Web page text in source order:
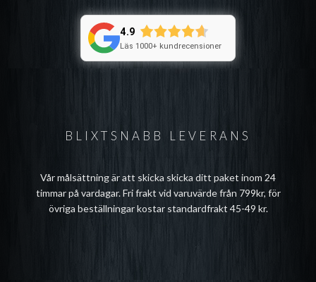
BLIXTSNABB LEVERANS
Vår målsättning är att skicka skicka ditt paket inom 24
timmar på vardagar. Fri frakt vid varuvärde från 799kr, för
övriga beställningar kostar standardfrakt 45-49 kr.
4.9
Läs 1000+ kundrecensioner